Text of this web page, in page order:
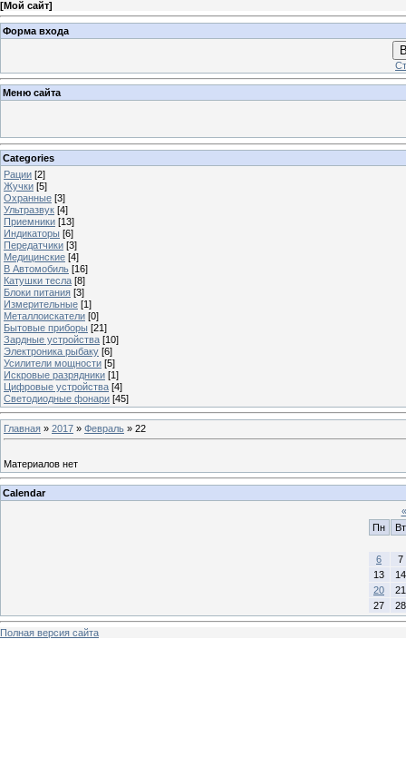
[Мой сайт]
Форма входа
Меню сайта
Categories
Рации [2]
Жучки [5]
Охранные [3]
Ультразвук [4]
Приемники [13]
Индикаторы [6]
Передатчики [3]
Медицинские [4]
В Автомобиль [16]
Катушки тесла [8]
Блоки питания [3]
Измерительные [1]
Металлоискатели [0]
Бытовые приборы [21]
Зардные устройства [10]
Электроника рыбаку [6]
Усилители мощности [5]
Искровые разрядники [1]
Цифровые устройства [4]
Светодиодные фонари [45]
Главная » 2017 » Февраль » 22
Материалов нет
Calendar
«
Пн
Вт
6
7
13
14
20
21
27
28
Полная версия сайта